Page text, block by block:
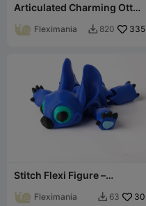
Articulated Charming Otter
Fleximania  820 335
Stitch Flexi Figure –
Fleximania  63 30